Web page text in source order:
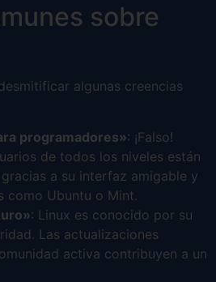
sobre
algunas creencias
programadores»: ¡Falso!
de todos los niveles están
a su interfaz amigable y
como Ubuntu o Mint.
: Linux es conocido por su
Las actualizaciones
activa contribuyen a un